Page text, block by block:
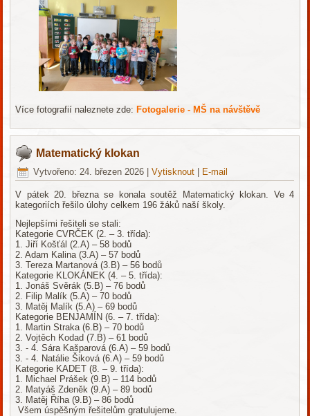
Více fotografií naleznete zde: Fotogalerie - MŠ na návštěvě
Matematický klokan
Vytvořeno: 24. březen 2026 |Vytisknout E-mail
V pátek 20. března se konala soutěž Matematický klokan. Ve 4
kategoriích řešilo úlohy celkem 196 žáků naší školy.
Nejlepšími řešiteli se stali:
Kategorie CVRČEK (2. – 3. třída):
1. Jiří Košťál (2.A) – 58 bodů
2. Adam Kalina (3.A) – 57 bodů
3. Tereza Martanová (3.B) – 56 bodů
Kategorie KLOKÁNEK (4. – 5. třída):
1. Jonáš Svěrák (5.B) – 76 bodů
2. Filip Malík (5.A) – 70 bodů
3. Matěj Malík (5.A) – 69 bodů
Kategorie BENJAMÍN (6. – 7. třída):
1. Martin Straka (6.B) – 70 bodů
2. Vojtěch Kodad (7.B) – 61 bodů
3. - 4. Sára Kašparová (6.A) – 59 bodů
3. - 4. Natálie Šiková (6.A) – 59 bodů
Kategorie KADET (8. – 9. třída):
1. Michael Prášek (9.B) – 114 bodů
2. Matyáš Zdeněk (9.A) – 89 bodů
3. Matěj Říha (9.B) – 86 bodů
Všem úspěšným řešitelům gratulujeme.